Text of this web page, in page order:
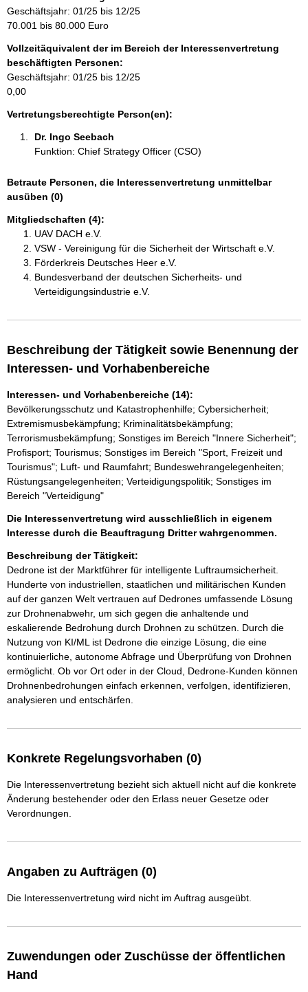
r
m
t
i
o
n
e
Geschäftsjahr: 01/25 bis 12/25
70.001 bis 80.000 Euro
Vollzeitäquivalent der im Bereich der Interessenvertretung
beschäftigten Personen:
Geschäftsjahr: 01/25 bis 12/25
0,00
Vertretungsberechtigte Person(en):
Dr. Ingo Seebach
Funktion: Chief Strategy Officer (CSO)
Betraute Personen, die Interessenvertretung unmittelbar
ausüben (0)
Mitgliedschaften (4):
UAV DACH e.V.
VSW - Vereinigung für die Sicherheit der Wirtschaft e.V.
Förderkreis Deutsches Heer e.V.
Bundesverband der deutschen Sicherheits- und
Verteidigungsindustrie e.V.
Beschreibung der Tätigkeit sowie Benennung der
Interessen- und Vorhabenbereiche
Interessen- und Vorhabenbereiche (14):
Bevölkerungsschutz und Katastrophenhilfe; Cybersicherheit;
Extremismusbekämpfung; Kriminalitätsbekämpfung;
Terrorismusbekämpfung; Sonstiges im Bereich "Innere Sicherheit";
Profisport; Tourismus; Sonstiges im Bereich "Sport, Freizeit und
Tourismus"; Luft- und Raumfahrt; Bundeswehrangelegenheiten;
Rüstungsangelegenheiten; Verteidigungspolitik; Sonstiges im
Bereich "Verteidigung"
Die Interessenvertretung wird ausschließlich in eigenem
Interesse durch die Beauftragung Dritter wahrgenommen.
Beschreibung der Tätigkeit:
Dedrone ist der Marktführer für intelligente Luftraumsicherheit.
Hunderte von industriellen, staatlichen und militärischen Kunden
auf der ganzen Welt vertrauen auf Dedrones umfassende Lösung
zur Drohnenabwehr, um sich gegen die anhaltende und
eskalierende Bedrohung durch Drohnen zu schützen. Durch die
Nutzung von KI/ML ist Dedrone die einzige Lösung, die eine
kontinuierliche, autonome Abfrage und Überprüfung von Drohnen
ermöglicht. Ob vor Ort oder in der Cloud, Dedrone-Kunden können
Drohnenbedrohungen einfach erkennen, verfolgen, identifizieren,
analysieren und entschärfen.
Konkrete Regelungsvorhaben (0)
Die Interessenvertretung bezieht sich aktuell nicht auf die konkrete
Änderung bestehender oder den Erlass neuer Gesetze oder
Verordnungen.
Angaben zu Aufträgen (0)
Die Interessenvertretung wird nicht im Auftrag ausgeübt.
Zuwendungen oder Zuschüsse der öffentlichen
Hand